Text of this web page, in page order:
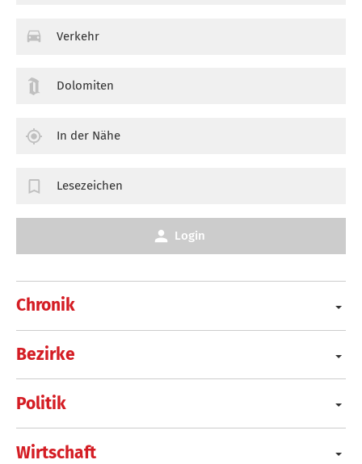
Chronik
Bezirke
Politik
Wirtschaft
Verkehr
Dolomiten
In der Nähe
Lesezeichen
Login